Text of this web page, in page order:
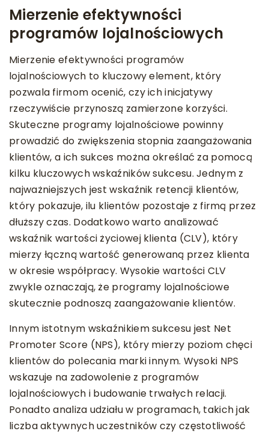
Mierzenie efektywności
programów lojalnościowych
Mierzenie efektywności programów
lojalnościowych to kluczowy element, który
pozwala firmom ocenić, czy ich inicjatywy
rzeczywiście przynoszą zamierzone korzyści.
Skuteczne programy lojalnościowe powinny
prowadzić do zwiększenia stopnia zaangażowania
klientów, a ich sukces można określać za pomocą
kilku kluczowych wskaźników sukcesu. Jednym z
najważniejszych jest wskaźnik retencji klientów,
który pokazuje, ilu klientów pozostaje z firmą przez
dłuższy czas. Dodatkowo warto analizować
wskaźnik wartości życiowej klienta (CLV), który
mierzy łączną wartość generowaną przez klienta
w okresie współpracy. Wysokie wartości CLV
zwykle oznaczają, że programy lojalnościowe
skutecznie podnoszą zaangażowanie klientów.
Innym istotnym wskaźnikiem sukcesu jest Net
Promoter Score (NPS), który mierzy poziom chęci
klientów do polecania marki innym. Wysoki NPS
wskazuje na zadowolenie z programów
lojalnościowych i budowanie trwałych relacji.
Ponadto analiza udziału w programach, takich jak
liczba aktywnych uczestników czy częstotliwość